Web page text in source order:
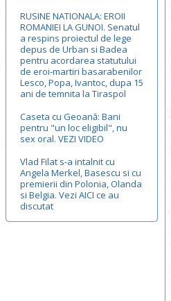
RUSINE NATIONALA: EROII
ROMANIEI LA GUNOI. Senatul
a respins proiectul de lege
depus de Urban si Badea
pentru acordarea statutului
de eroi-martiri basarabenilor
Lesco, Popa, Ivantoc, dupa 15
ani de temnita la Tiraspol
Caseta cu Geoană: Bani
pentru "un loc eligibil", nu
sex oral. VEZI VIDEO
Vlad Filat s-a intalnit cu
Angela Merkel, Basescu si cu
premierii din Polonia, Olanda
si Belgia. Vezi AICI ce au
discutat